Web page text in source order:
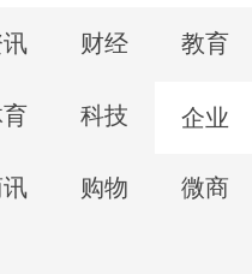
财经 教育
科技 企业
购物 微商